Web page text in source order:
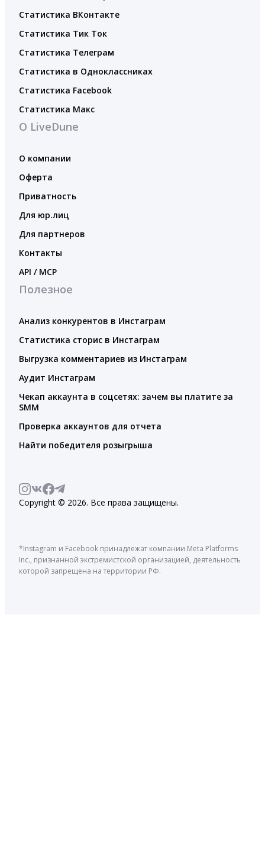
Статистика ВКонтакте
Статистика Тик Ток
Статистика Телеграм
Статистика в Одноклассниках
Статистика Facebook
Статистика Макс
О LiveDune
О компании
Оферта
Приватность
Для юр.лиц
Для партнеров
Контакты
API / MCP
Полезное
Анализ конкурентов в Инстаграм
Статистика сторис в Инстаграм
Выгрузка комментариев из Инстаграм
Аудит Инстаграм
Чекап аккаунта в соцсетях: зачем вы платите за
SMM
Проверка аккаунтов для отчета
Найти победителя розыгрыша
Copyright © 2026. Все права защищены.
*Instagram и Facebook принадлежат компании Meta Platforms
Inc., признанной экстремистской организацией, деятельность
которой запрещена на территории РФ.